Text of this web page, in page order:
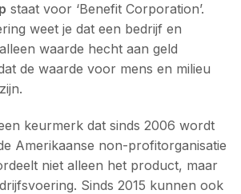
staat voor ‘Benefit Corporation’.
weet je dat een bedrijf en
waarde hecht aan geld
de waarde voor mens en milieu
keurmerk dat sinds 2006 wordt
Amerikaanse non-profitorganisatie
niet alleen het product, maar
Sinds 2015 kunnen ook